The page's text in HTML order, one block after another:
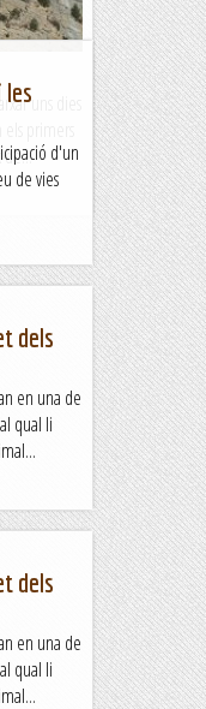
uns dies
primers
de...
les
d'un
de vies
dels
en una de
qual li
dels
en una de
qual li